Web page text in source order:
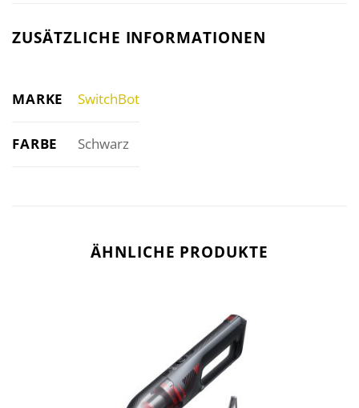
ZUSÄTZLICHE INFORMATIONEN
MARKE SwitchBot
FARBE Schwarz
ÄHNLICHE PRODUKTE